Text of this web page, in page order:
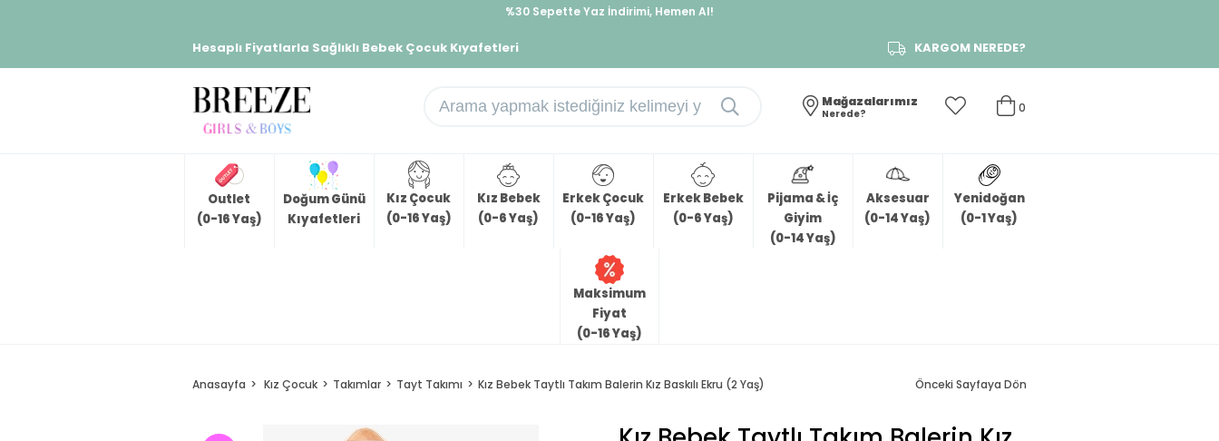
%30 Sepette Yaz İndirimi, Hemen Al!
Hesaplı Fiyatlarla Sağlıklı Bebek Çocuk Kıyafetleri KARGOM NEREDE?
0
Mağazalarımız
Nerede?
Outlet
(0-16 Yaş)
Doğum Günü
Kıyafetleri
Kız Çocuk
(0-16 Yaş)
Kız Bebek
(0-6 Yaş)
Erkek Çocuk
(0-16 Yaş)
Erkek Bebek
(0-6 Yaş)
Pijama & İç
Giyim
(0-14 Yaş)
Aksesuar
(0-14 Yaş)
Yenidoğan
(0-1 Yaş)
Maksimum
Fiyat
(0-16 Yaş)
Anasayfa Kız Çocuk Takımlar Tayt Takımı Kız Bebek Taytlı Takım Balerin Kız Baskılı Ekru (2 Yaş) Önceki Sayfaya Dön